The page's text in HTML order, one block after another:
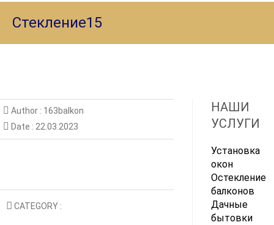
Стекление15
Author : 163balkon
Date : 22.03.2023
CATEGORY :
НАШИ
УСЛУГИ
Установка
окон
Остекление
балконов
Дачные
бытовки